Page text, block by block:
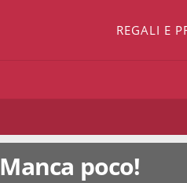
REGALI E
Manca poco!